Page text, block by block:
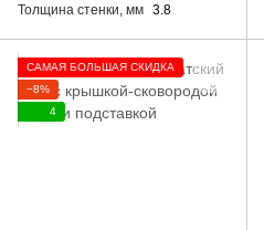
Толщина стенки, мм 3.8
САМАЯ БОЛЬШАЯ СКИДКА
−8%
4